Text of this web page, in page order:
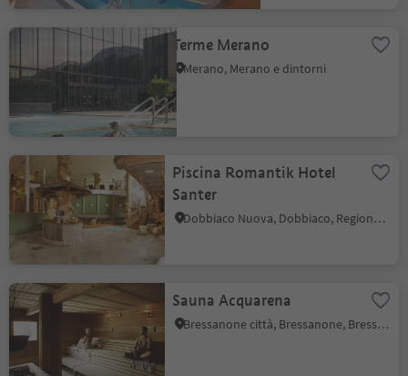
Terme Merano
Merano, Merano e dintorni
Piscina Romantik Hotel
Santer
Dobbiaco Nuova, Dobbiaco, Regione dolomitica 3 Cime
Sauna Acquarena
Bressanone città, Bressanone, Bressanone e dintorni